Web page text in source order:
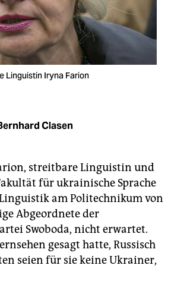
Linguistin Iryna Farion
Clasen
streitbare Linguistin und
für ukrainische Sprache
am Politechnikum von
Abgeordnete der
Swoboda, nicht erwartet.
gesagt hatte, Russisch
seien für sie keine Ukrainer,